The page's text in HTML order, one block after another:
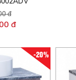
đ
đ
-20%